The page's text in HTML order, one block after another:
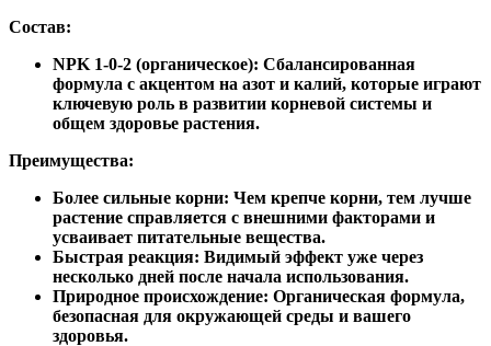
Состав:
NPK 1-0-2 (органическое): Сбалансированная
формула с акцентом на азот и калий, которые играют
ключевую роль в развитии корневой системы и
общем здоровье растения.
Преимущества:
Более сильные корни: Чем крепче корни, тем лучше
растение справляется с внешними факторами и
усваивает питательные вещества.
Быстрая реакция: Видимый эффект уже через
несколько дней после начала использования.
Природное происхождение: Органическая формула,
безопасная для окружающей среды и вашего
здоровья.